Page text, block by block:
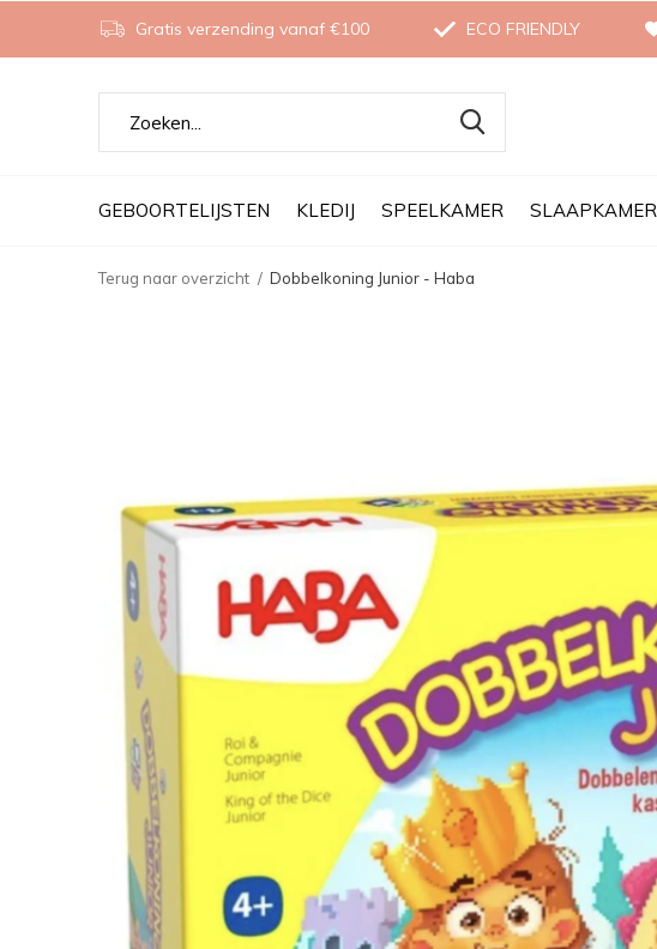
GEBOORTELIJSTEN KLEDIJ SPEELKAMER SLAAPKAMER
Gratis verzending vanaf €100 ECO FRIENDLY
Terug naar overzicht Dobbelkoning Junior - Haba